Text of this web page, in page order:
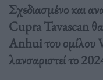
Σχεδιασμένο και
Cupra Tavascan θα
Anhui του ομίλου
λανσαριστεί το